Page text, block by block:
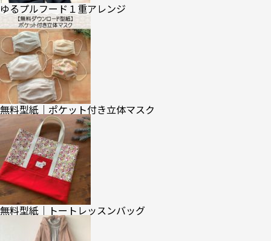
ゆるプルフード１重アレンジ
無料型紙｜ポケット付き立体マスク
無料型紙｜トートレッスンバッグ